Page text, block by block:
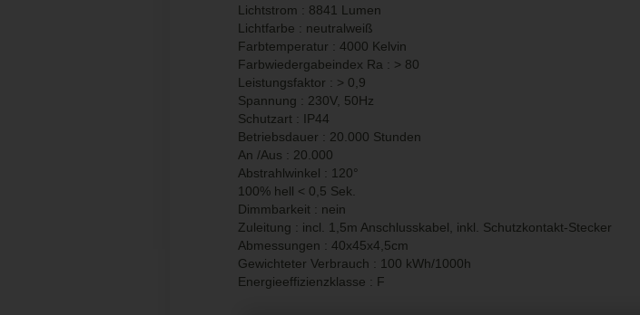
Lichtstrom : 8841 Lumen
Lichtfarbe : neutralweiß
Farbtemperatur : 4000 Kelvin
Farbwiedergabeindex Ra : > 80
Leistungsfaktor : > 0,9
Spannung : 230V, 50Hz
Schutzart : IP44
Betriebsdauer : 20.000 Stunden
An /Aus : 20.000
Abstrahlwinkel : 120°
100% hell < 0,5 Sek.
Dimmbarkeit : nein
Zuleitung : incl. 1,5m Anschlusskabel, inkl. Schutzkontakt-Stecker
Abmessungen : 40x45x4,5cm
Gewichteter Verbrauch : 100 kWh/1000h
Energieeffizienzklasse : F